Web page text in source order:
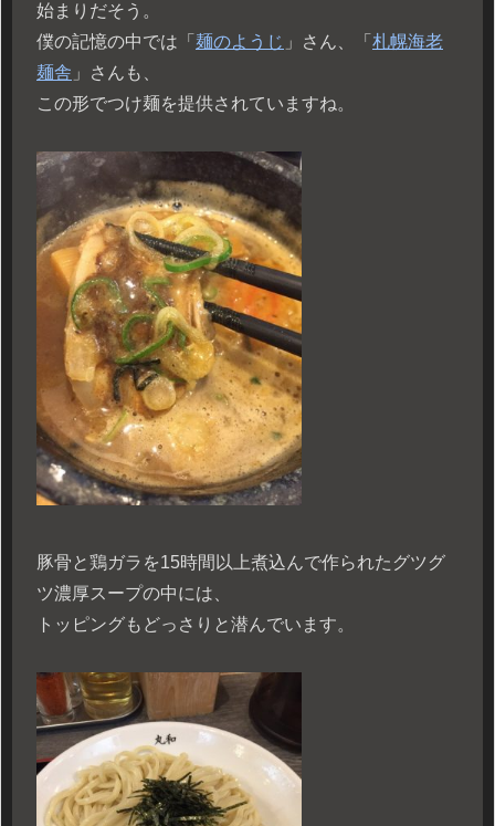
始まりだそう。
僕の記憶の中では「 麺のようじ 」さん、「 札幌海老
麺舎 」さんも、
この形でつけ麺を提供されていますね。
豚骨と鶏ガラを15時間以上煮込んで作られたグツグ
ツ濃厚スープの中には、
トッピングもどっさりと潜んでいます。